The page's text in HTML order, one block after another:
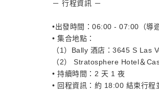
－ 行程資訊 －
•出發時間：06:00 - 07:00（導
• 集合地點：
（1）Bally 酒店：3645 S Las
（2） Stratosphere Hotel＆
• 持續時間：2 天 1 夜
• 回程資訊：約 18:00 結束行程